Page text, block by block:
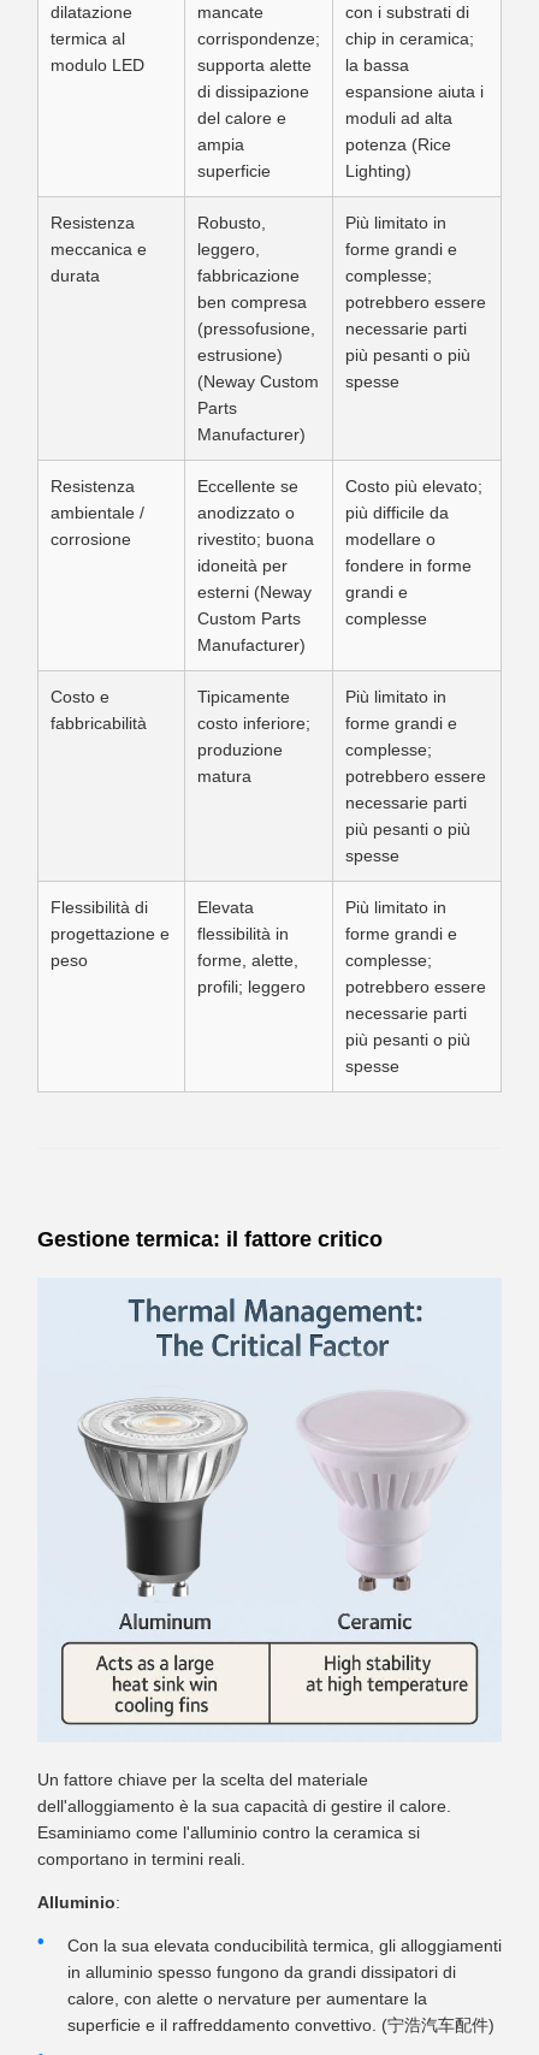
dilatazione
termica al
modulo LED
mancate
corrispondenze;
supporta alette
di dissipazione
del calore e
ampia
superficie
con i substrati di
chip in ceramica;
la bassa
espansione aiuta i
moduli ad alta
potenza (Rice
Lighting)
Resistenza
meccanica e
durata
Robusto,
leggero,
fabbricazione
ben compresa
(pressofusione,
estrusione)
(Neway Custom
Parts
Manufacturer)
Più limitato in
forme grandi e
complesse;
potrebbero essere
necessarie parti
più pesanti o più
spesse
Resistenza
ambientale /
corrosione
Eccellente se
anodizzato o
rivestito; buona
idoneità per
esterni (Neway
Custom Parts
Manufacturer)
Costo più elevato;
più difficile da
modellare o
fondere in forme
grandi e
complesse
Costo e
fabbricabilità
Tipicamente
costo inferiore;
produzione
matura
Più limitato in
forme grandi e
complesse;
potrebbero essere
necessarie parti
più pesanti o più
spesse
Flessibilità di
progettazione e
peso
Elevata
flessibilità in
forme, alette,
profili; leggero
Più limitato in
forme grandi e
complesse;
potrebbero essere
necessarie parti
più pesanti o più
spesse
Gestione termica: il fattore critico
Un fattore chiave per la scelta del materiale
dell'alloggiamento è la sua capacità di gestire il calore.
Esaminiamo come l'alluminio contro la ceramica si
comportano in termini reali.
Alluminio:
Con la sua elevata conducibilità termica, gli alloggiamenti
in alluminio spesso fungono da grandi dissipatori di
calore, con alette o nervature per aumentare la
superficie e il raffreddamento convettivo. (宁浩汽车配件)